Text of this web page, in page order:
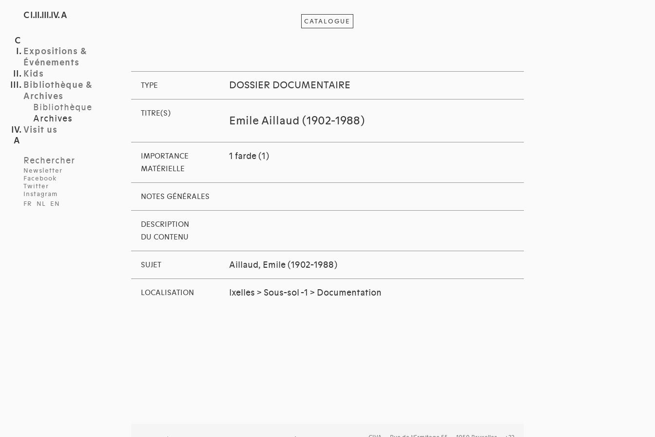
C I.II.III.IV. A
Expositions &
Événements
Kids
Bibliothèque &
Archives
Bibliothèque
Archives
Visit us
Rechercher
Newsletter
Facebook
Twitter
Instagram
FR
NL EN
CATALOGUE
TYPE DOSSIER DOCUMENTAIRE
TITRE(S)
Emile Aillaud (1902-1988)
IMPORTANCE
MATÉRIELLE
1 farde (1)
NOTES GÉNÉRALES
DESCRIPTION
DU CONTENU
SUJET Aillaud, Emile (1902-1988)
LOCALISATION Ixelles > Sous-sol -1 > Documentation